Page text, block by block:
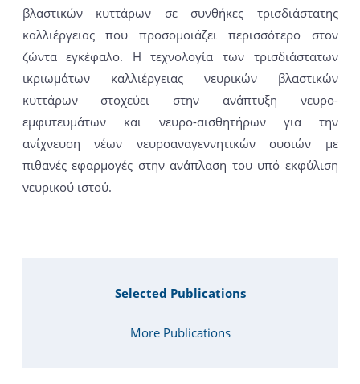
βλαστικών κυττάρων σε συνθήκες τρισδιάστατης
καλλιέργειας που προσομοιάζει περισσότερο στον
ζώντα εγκέφαλο. Η τεχνολογία των τρισδιάστατων
ικριωμάτων καλλιέργειας νευρικών βλαστικών
κυττάρων στοχεύει στην ανάπτυξη νευρο-
εμφυτευμάτων και νευρο-αισθητήρων για την
ανίχνευση νέων νευροαναγεννητικών ουσιών με
πιθανές εφαρμογές στην ανάπλαση του υπό εκφύλιση
νευρικού ιστού.
Selected Publications
More Publications